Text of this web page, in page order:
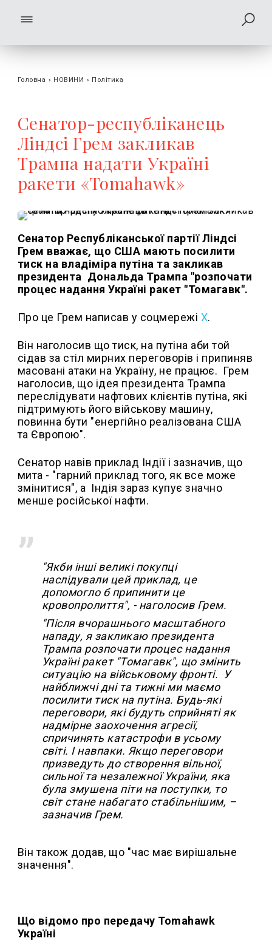
Головна › НОВИНИ › Політика
Сенатор-республіканець
Ліндсі Грем закликав
Трампа надати Україні
ракети «Tomahawk»
Сенатор Республіканської партії Ліндсі
Грем вважає, що США мають посилити
тиск на владіміра путіна та закликав
президента Дональда Трампа "розпочати
процес надання Україні ракет "Томагавк".
Про це Грем написав у соцмережі Х.
Він наголосив що тиск, на путіна аби той
сідав за стіл мирних переговорів і припиняв
масовані атаки на Україну, не працює. Грем
наголосив, що ідея президента Трампа
переслідувати нафтових клієнтів путіна, які
підтримують його військову машину,
повинна бути "енергійно реалізована США
та Європою".
Сенатор навів приклад Індії і зазначив, що
мита - "гарний приклад того, як все може
змінитися", а Індія зараз купує значно
менше російської нафти.
"Якби інші великі покупці
наслідували цей приклад, це
допомогло б припинити це
кровопролиття", - наголосив Грем.
"Після вчорашнього масштабного
нападу, я закликаю президента
Трампа розпочати процес надання
Україні ракет "Томагавк", що змінить
ситуацію на військовому фронті. У
найближчі дні та тижні ми маємо
посилити тиск на путіна. Будь-які
переговори, які будуть сприйняті як
надмірне заохочення агресії,
спричинять катастрофи в усьому
світі. І навпаки. Якщо переговори
призведуть до створення вільної,
сильної та незалежної України, яка
була змушена піти на поступки, то
світ стане набагато стабільнішим, –
зазначив Грем.
Він також додав, що "час має вирішальне
значення".
Що відомо про передачу Tomahawk
Україні